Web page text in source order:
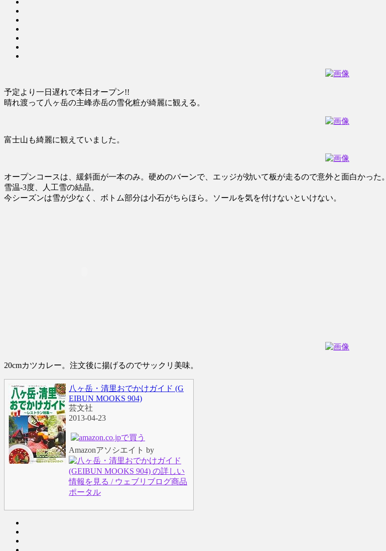
予定より一日遅れで本日オープン!!
晴れ渡って八ヶ岳の主峰赤岳の雪化粧が綺麗に観える。
富士山も綺麗に観えていました。
オープンコースは、緩斜面が一本のみ。硬めのバーンで、エッジが効いて板が走るので意外と面白かった。
雪温-3度、人工雪の結晶。
今シーズンは雪が少なく、ボトム部分は小石がちらほら。ソールを気を付けないといけない。
20cmカツカレー。注文後に揚げるのでサックリ美味。
八ヶ岳・清里おでかけガイド (G
EIBUN MOOKS 904)
芸文社
2013-04-23
Amazonアソシエイト by